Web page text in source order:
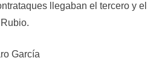
llegaban el tercero y el
García